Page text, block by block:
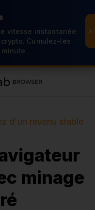
vitesse instantanée
Cumulez-les
d'un revenu stable
minage